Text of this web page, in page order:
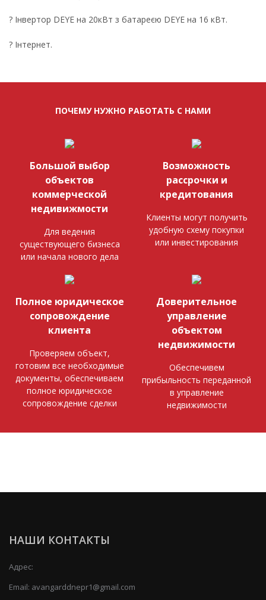
? Інвертор DEYE на 20кВт з батареєю DEYE на 16 кВт.
? Інтернет.
ПОЧЕМУ НУЖНО РАБОТАТЬ С НАМИ
Большой выбор
объектов
коммерческой
недивижмости
Для ведения
существующего бизнеса
или начала нового дела
Возможность
рассрочки и
кредитования
Клиенты могут получить
удобную схему покупки
или инвестирования
Полное юридическое
сопровождение
клиента
Проверяем объект,
готовим все необходимые
документы, обеспечиваем
полное юридическое
сопровождение сделки
Доверительное
управление
объектом
недвижимости
Обеспечивем
прибыльность переданной
в управление
недвижимости
НАШИ КОНТАКТЫ
Адрес:
Email: avangarddnepr1@gmail.com